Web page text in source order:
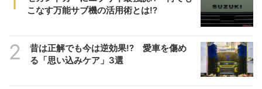
こなす万能サブ機の活用術とは!?
2
昔は正解でも今は逆効果!? 愛車を傷め
る「思い込みケア」3選